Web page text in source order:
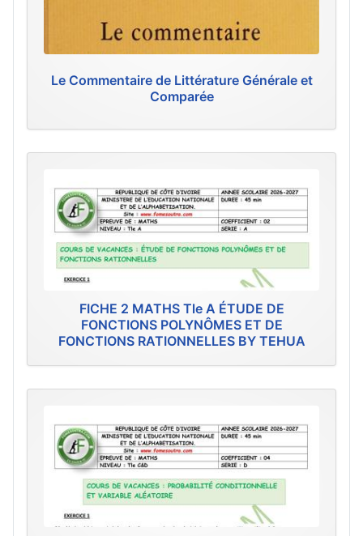
Le Commentaire de Littérature Générale et
Comparée
FICHE 2 MATHS Tle A ÉTUDE DE
FONCTIONS POLYNÔMES ET DE
FONCTIONS RATIONNELLES BY TEHUA